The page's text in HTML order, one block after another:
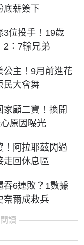
薪簽下
3位投手！19歲
：7輸兄弟
公主！9月前進花
大會舞
家顧二寶！換開
原因曝光
！阿拉耶茲閃過
回休息區
吞6連敗？1數據
爾成救兵
讀